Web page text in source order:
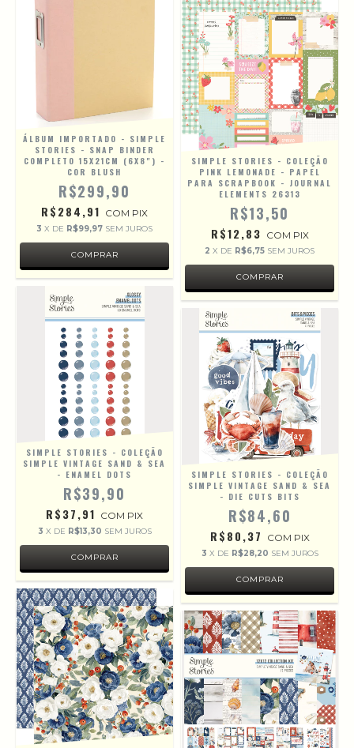
ÁLBUM IMPORTADO - SIMPLE
STORIES - SNAP BINDER
COMPLETO 15X21CM (6X8") -
COR BLUSH
R$299,90
R$284,91 COM PIX
3 X DE R$99,97 SEM JUROS
SIMPLE STORIES - COLEÇÃO
PINK LEMONADE - PAPEL
PARA SCRAPBOOK - JOURNAL
ELEMENTS 26313
R$13,50
R$12,83 COM PIX
2 X DE R$6,75 SEM JUROS
SIMPLE STORIES - COLEÇÃO
SIMPLE VINTAGE SAND & SEA
- ENAMEL DOTS
R$39,90
R$37,91 COM PIX
3 X DE R$13,30 SEM JUROS
SIMPLE STORIES - COLEÇÃO
SIMPLE VINTAGE SAND & SEA
- DIE CUTS BITS
R$84,60
R$80,37 COM PIX
3 X DE R$28,20 SEM JUROS